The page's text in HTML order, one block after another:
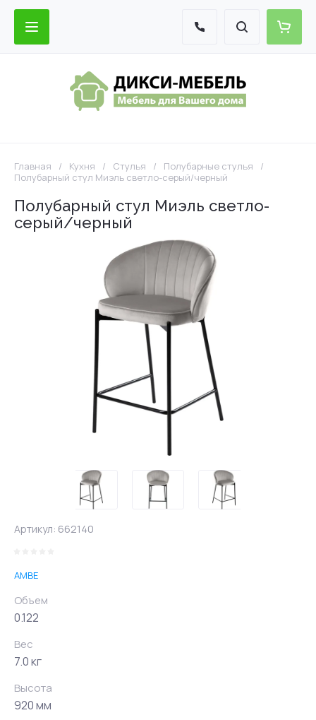
Главная / Кухня / Стулья / Полубарные стулья
/
Полубарный стул Миэль светло-серый/черный
Полубарный стул Миэль светло-
серый/черный
Артикул: 662140
AMBE
Объем
0.122
Вес
7.0 кг
Высота
920 мм